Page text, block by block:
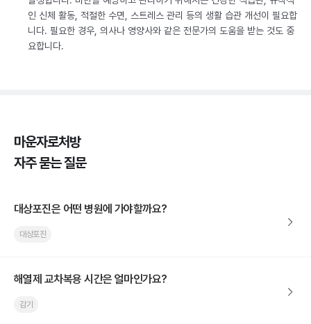
인 신체 활동, 적절한 수면, 스트레스 관리 등의 생활 습관 개선이 필요합
니다. 필요한 경우, 의사나 영양사와 같은 전문가의 도움을 받는 것도 중
요합니다.
마운자로처방
자주 묻는 질문
대상포진은 어떤 병원에 가야할까요?
대상포진
해열제 교차복용 시간은 얼마인가요?
감기